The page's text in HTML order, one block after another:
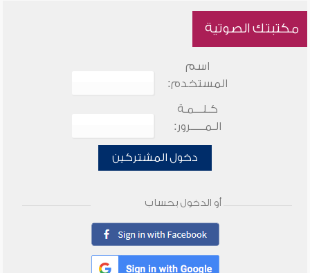
مكتبتك الصوتية
اسم
المستخدم:
كـلـــمـة
الـمـــــرور:
دخول المشتركين
أو الدخول بحساب